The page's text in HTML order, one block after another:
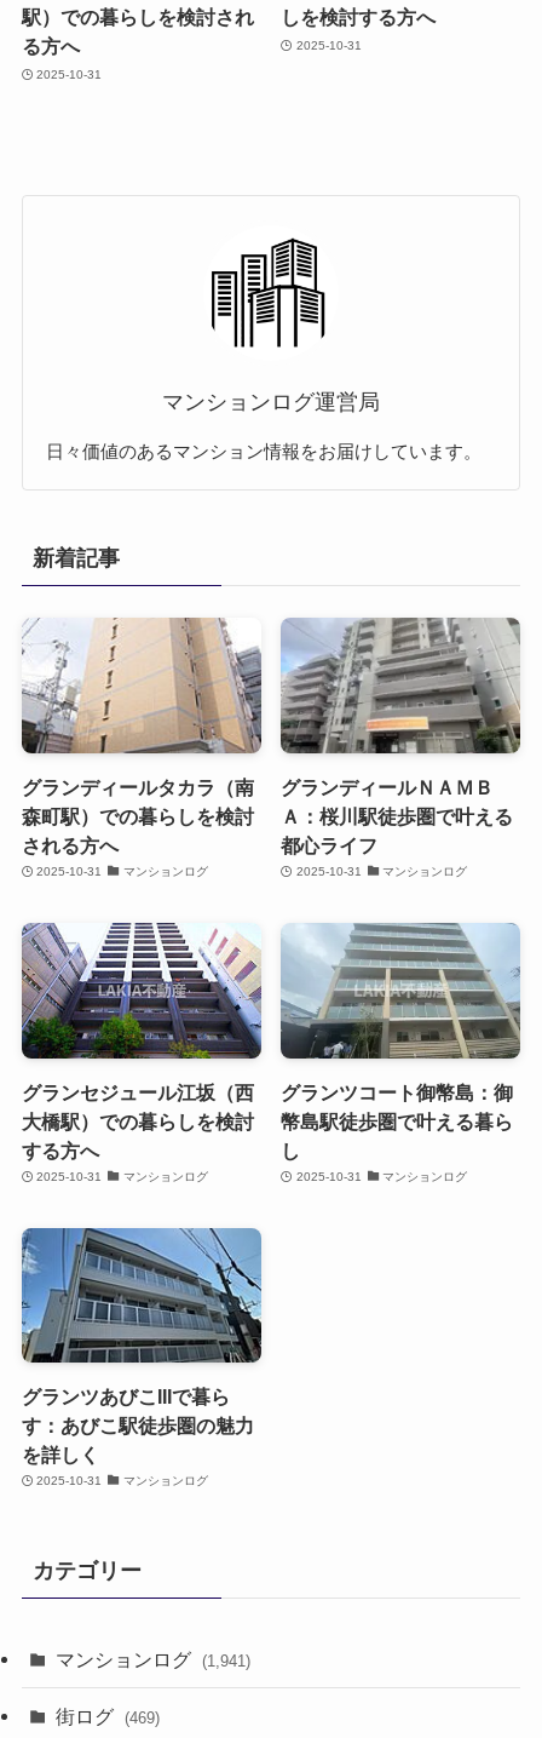
駅）での暮らしを検討され
る方へ
2025-10-31
しを検討する方へ
2025-10-31
マンションログ運営局
日々価値のあるマンション情報をお届けしています。
新着記事
グランディールタカラ（南
森町駅）での暮らしを検討
される方へ
2025-10-31 マンションログ
グランディールＮＡＭＢ
Ａ：桜川駅徒歩圏で叶える
都心ライフ
2025-10-31 マンションログ
グランセジュール江坂（西
大橋駅）での暮らしを検討
する方へ
2025-10-31 マンションログ
グランツコート御幣島：御
幣島駅徒歩圏で叶える暮ら
し
2025-10-31 マンションログ
グランツあびこIIIで暮ら
す：あびこ駅徒歩圏の魅力
を詳しく
2025-10-31 マンションログ
カテゴリー
マンションログ (1,941)
街ログ (469)